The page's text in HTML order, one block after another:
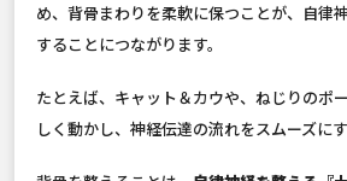
め、背骨まわりを柔軟に保つことが、自律
することにつながります。
たとえば、キャット＆カウや、ねじりのポ
しく動かし、神経伝達の流れをスムーズに